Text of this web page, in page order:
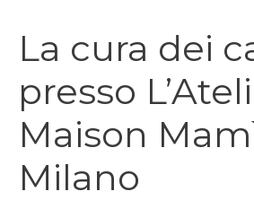
La cura dei
presso
Maison
Milano